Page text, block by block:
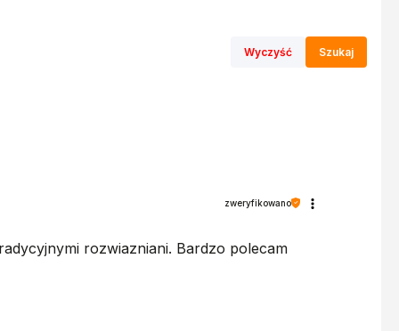
Wyczyść Szukaj
zweryfikowano
rozwiazniani. Bardzo polecam